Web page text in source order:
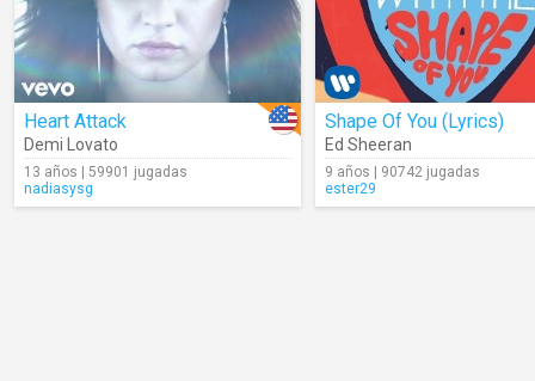
Heart Attack
Demi Lovato
13 años | 59901 jugadas
nadiasysg
Shape Of You (Lyrics)
Ed Sheeran
9 años | 90742 jugadas
ester29